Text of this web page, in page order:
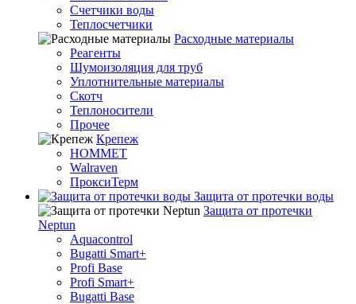
Счетчики воды
Теплосчетчики
Расходные материалы
Реагенты
Шумоизоляция для труб
Уплотнительные материалы
Скотч
Теплоносители
Прочее
Крепеж
HOMMET
Walraven
ПроксиТерм
Защита от протечки воды
Защита от протечки
Neptun
Aquacontrol
Bugatti Smart+
Profi Base
Profi Smart+
Bugatti Base